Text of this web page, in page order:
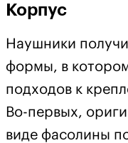
Корпус
Наушники
формы, в
подходов к
Во-первых,
виде фасолины